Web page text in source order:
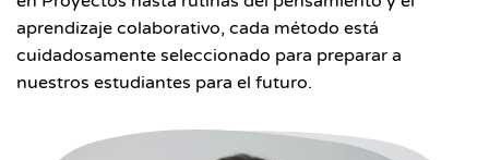
aprendizaje colaborativo, cada método está
cuidadosamente seleccionado para preparar a
nuestros estudiantes para el futuro.